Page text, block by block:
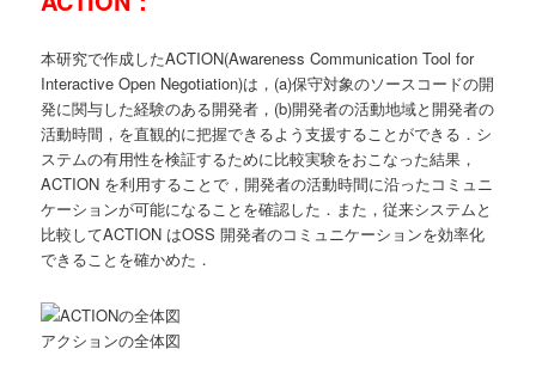
本研究で作成したACTION(Awareness Communication Tool for
Interactive Open Negotiation)は，(a)保守対象のソースコードの開
発に関与した経験のある開発者，(b)開発者の活動地域と開発者の
活動時間，を直観的に把握できるよう支援することができる．シ
ステムの有用性を検証するために比較実験をおこなった結果，
ACTION を利用することで，開発者の活動時間に沿ったコミュニ
ケーションが可能になることを確認した．また，従来システムと
比較してACTION はOSS 開発者のコミュニケーションを効率化
できることを確かめた．
アクションの全体図